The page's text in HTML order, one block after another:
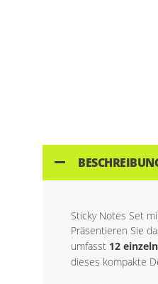
Sticky Notes Set
Präsentieren Sie
umfasst 12
dieses kompakte